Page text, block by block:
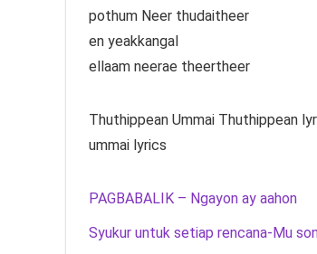
pothum Neer thudaitheer
en yeakkangal
ellaam neerae theertheer
Thuthippean Ummai Thuthippean
ummai lyrics
PAGBABALIK – Ngayon ay aahon
Syukur untuk setiap rencana-Mu